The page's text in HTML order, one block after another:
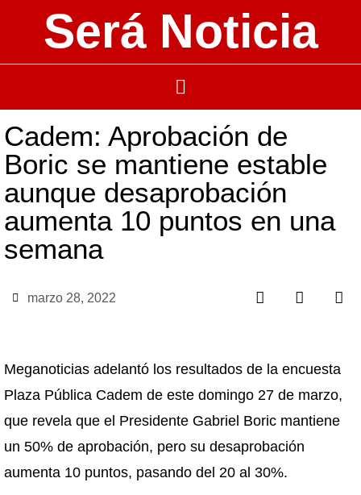
Será Noticia
Cadem: Aprobación de
Boric se mantiene estable
aunque desaprobación
aumenta 10 puntos en una
semana
marzo 28, 2022
Meganoticias adelantó los resultados de la encuesta
Plaza Pública Cadem de este domingo 27 de marzo,
que revela que el Presidente Gabriel Boric mantiene
un 50% de aprobación, pero su desaprobación
aumenta 10 puntos, pasando del 20 al 30%.